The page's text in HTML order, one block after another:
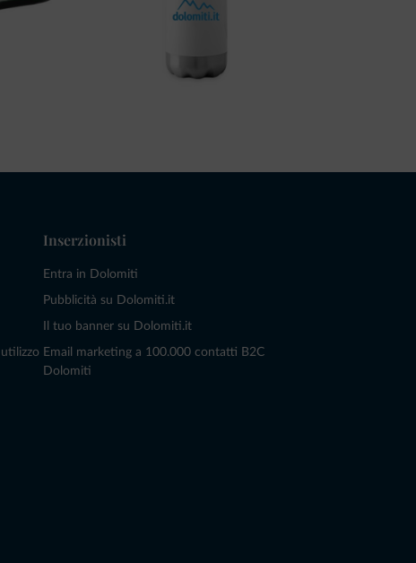
Inserzionisti
Entra in Dolomiti
Pubblicità su Dolomiti.it
Il tuo banner su Dolomiti.it
Email marketing a 100.000 contatti B2C
Dolomiti